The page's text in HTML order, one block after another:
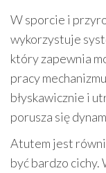
W sporcie i
wykorzystuje
który zapewnia
pracy
błyskawicznie i
porusza się
Atutem jest
być bardzo cichy.